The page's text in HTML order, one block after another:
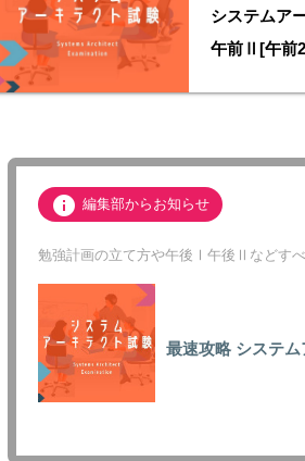
システムア
午前Ⅱ[午前
info 編集部からお知らせ
勉強計画の立て方や午後Ⅰ午後Ⅱなどす
最速攻略 システム